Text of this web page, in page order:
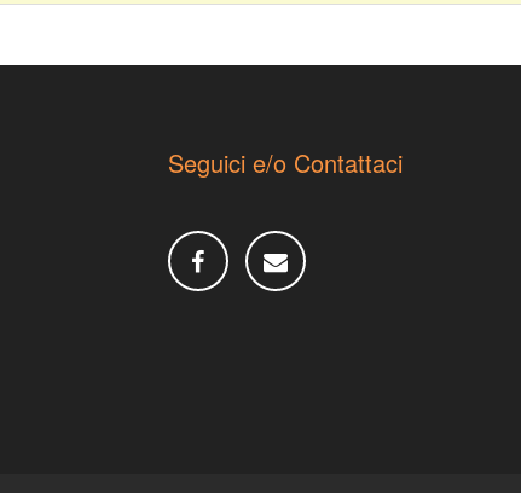
Seguici e/o Contattaci